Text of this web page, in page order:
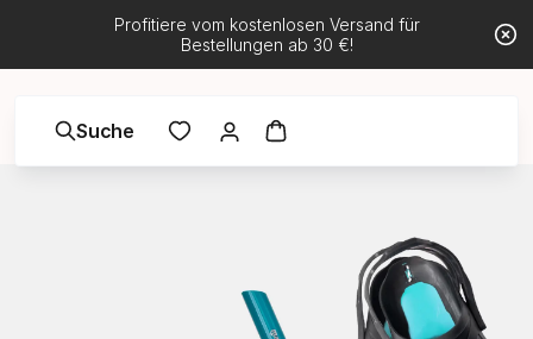
Profitiere vom kostenlosen Versand für
Bestellungen ab 30 €!
Suche